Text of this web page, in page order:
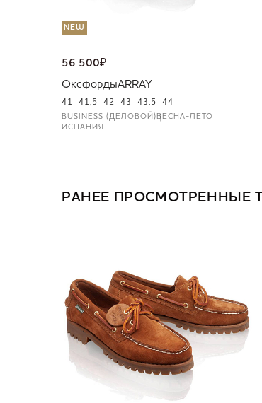
NEW
56 500₽
ОксфордыARRAY
41 41,5 42 43 43,5 44
BUSINESS (ДЕЛОВОЙ)ВЕСНА-ЛЕТО
ИСПАНИЯ
РАНЕЕ ПРОСМОТРЕННЫЕ